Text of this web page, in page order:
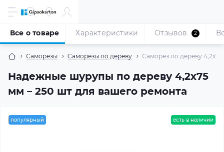
Саморезы Саморезы по дереву Саморез по дереву
Надежные шурупы по дереву 4,2x75
мм – 250 шт для вашего ремонта
Все о товаре Характеристики Отзывов 2
популярный есть в наличии